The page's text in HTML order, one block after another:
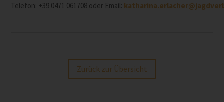
Telefon: +39 0471 061708 oder Email:
Zurück zur Übersicht